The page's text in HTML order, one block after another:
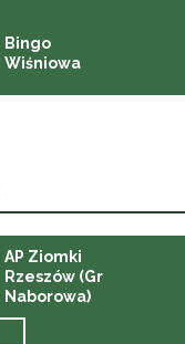
Bingo
Wiśniowa
AP Ziomki
Rzeszów (Gr
Naborowa)